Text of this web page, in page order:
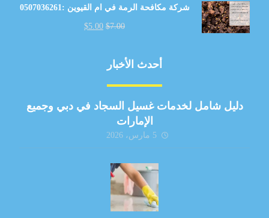
شركة مكافحة الرمة في ام القيوين :0507036261
$7.00
$5.00
أحدث الأخبار
دليل شامل لخدمات غسيل السجاد في دبي وجميع
الإمارات
5 مارس، 2026